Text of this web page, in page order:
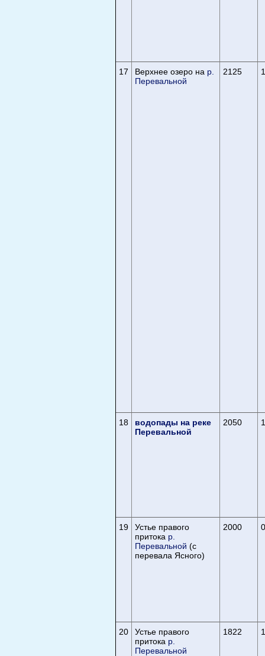
17 Верхнее озеро на р.
Перевальной
2125 1
18
водопады на реке
Перевальной
2050
19
Устье правого
притока р.
Перевальной (с
перевала Ясного)
2000
20
Устье правого
притока р.
Перевальной
1822